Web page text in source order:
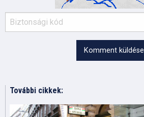
Komment küldése
További cikkek: